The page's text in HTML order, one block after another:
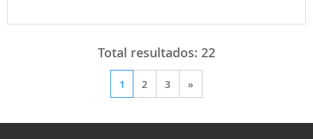
Total resultados: 22
1 2 3 »